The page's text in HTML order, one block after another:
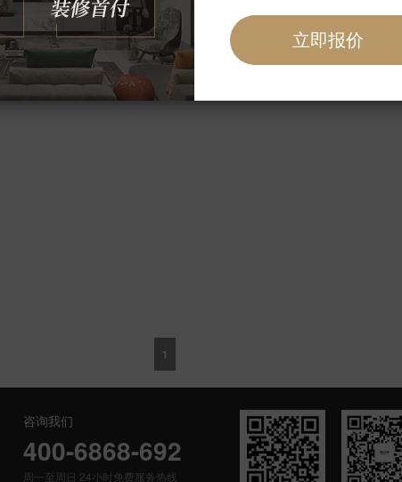
1
咨询我们
400-6868-692
周一至周日 24小时免费服务热线